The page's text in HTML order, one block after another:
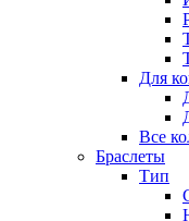
Для
Все
Браслеты
Тип